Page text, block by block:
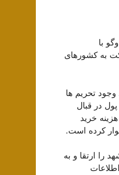
با
تولید ایمپلنت در کشور فعالیت می کنند که ۲ شرکت به کشورهای
تحریم ها
در قبال
خرید
کرده است.
را ارتقا و به